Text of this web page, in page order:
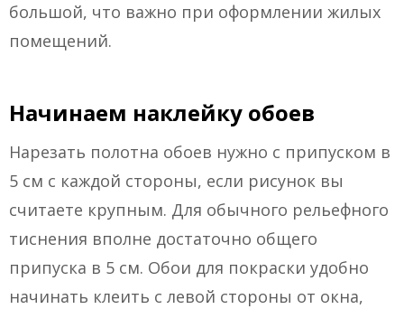
большой, что важно при оформлении жилых
помещений.
Начинаем наклейку обоев
Нарезать полотна обоев нужно с припуском в
5 см с каждой стороны, если рисунок вы
считаете крупным. Для обычного рельефного
тиснения вполне достаточно общего
припуска в 5 см. Обои для покраски удобно
начинать клеить с левой стороны от окна,